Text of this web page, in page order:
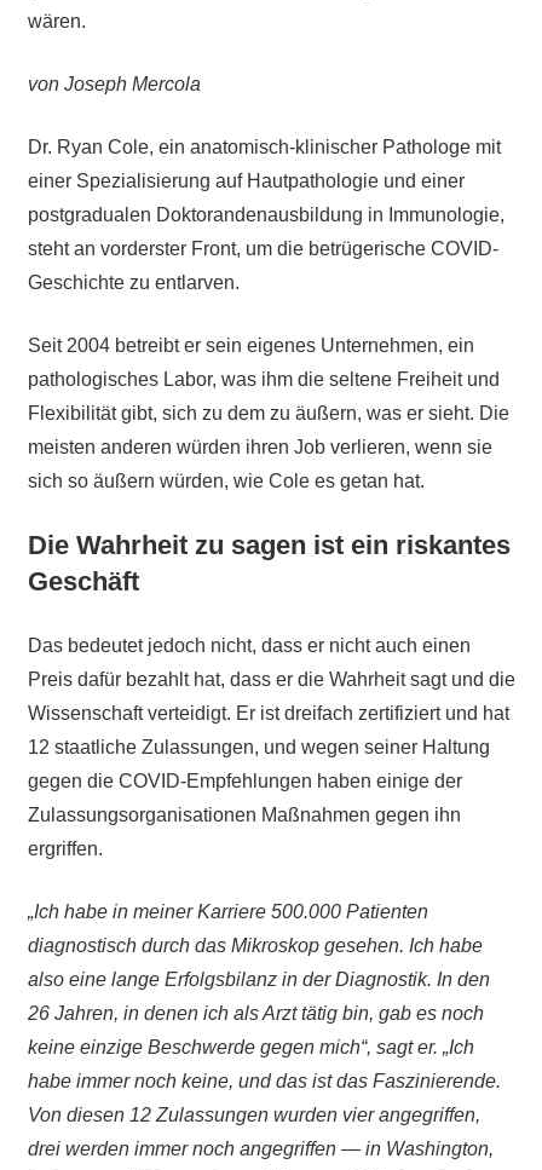
wären.
von Joseph Mercola
Dr. Ryan Cole, ein anatomisch-klinischer Pathologe mit
einer Spezialisierung auf Hautpathologie und einer
postgradualen Doktorandenausbildung in Immunologie,
steht an vorderster Front, um die betrügerische COVID-
Geschichte zu entlarven.
Seit 2004 betreibt er sein eigenes Unternehmen, ein
pathologisches Labor, was ihm die seltene Freiheit und
Flexibilität gibt, sich zu dem zu äußern, was er sieht. Die
meisten anderen würden ihren Job verlieren, wenn sie
sich so äußern würden, wie Cole es getan hat.
Die Wahrheit zu sagen ist ein riskantes
Geschäft
Das bedeutet jedoch nicht, dass er nicht auch einen
Preis dafür bezahlt hat, dass er die Wahrheit sagt und die
Wissenschaft verteidigt. Er ist dreifach zertifiziert und hat
12 staatliche Zulassungen, und wegen seiner Haltung
gegen die COVID-Empfehlungen haben einige der
Zulassungsorganisationen Maßnahmen gegen ihn
ergriffen.
„Ich habe in meiner Karriere 500.000 Patienten
diagnostisch durch das Mikroskop gesehen. Ich habe
also eine lange Erfolgsbilanz in der Diagnostik. In den
26 Jahren, in denen ich als Arzt tätig bin, gab es noch
keine einzige Beschwerde gegen mich“, sagt er. „Ich
habe immer noch keine, und das ist das Faszinierende.
Von diesen 12 Zulassungen wurden vier angegriffen,
drei werden immer noch angegriffen — in Washington,